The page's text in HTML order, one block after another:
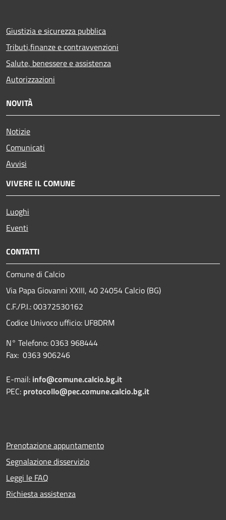
Giustizia e sicurezza pubblica
Tributi,finanze e contravvenzioni
Salute, benessere e assistenza
Autorizzazioni
NOVITÀ
Notizie
Comunicati
Avvisi
VIVERE IL COMUNE
Luoghi
Eventi
CONTATTI
Comune di Calcio
Via Papa Giovanni XXIII, 40 24054 Calcio (BG)
C.F./P.I.: 00372530162
Codice Univoco ufficio: UF8DRM
N° Telefono: 0363 968444
Fax: 0363 906246
E-mail: info@comune.calcio.bg.it
PEC: protocollo@pec.comune.calcio.bg.it
Prenotazione appuntamento
Segnalazione disservizio
Leggi le FAQ
Richiesta assistenza